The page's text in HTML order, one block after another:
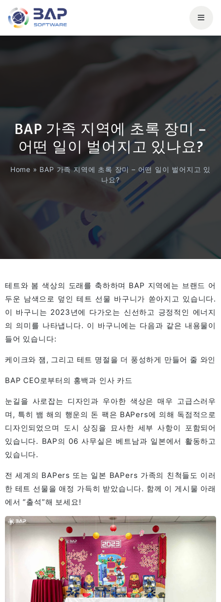
BAP 가족 지역에 초록 장미 –
어떤 일이 벌어지고 있나요?
Home » BAP 가족 지역에 초록 장미 – 어떤 일이 벌어지고 있
나요?
테트와 봄 색상의 도래를 축하하며 BAP 지역에는 브랜드 어
두운 남색으로 덮인 테트 선물 바구니가 쏟아지고 있습니다.
이 바구니는 2023년에 다가오는 신선하고 긍정적인 에너지
의 의미를 나타냅니다. 이 바구니에는 다음과 같은 내용물이
들어 있습니다:
케이크와 잼, 그리고 테트 명절을 더 풍성하게 만들어 줄 와인
BAP CEO로부터의 홍백과 인사 카드
눈길을 사로잡는 디자인과 우아한 색상은 매우 고급스러우
며, 특히 뱀 해의 행운의 돈 팩은 BAPers에 의해 독점적으로
디자인되었으며 도시 상징을 묘사한 세부 사항이 포함되어
있습니다. BAP의 06 사무실은 베트남과 일본에서 활동하고
있습니다.
전 세계의 BAPers 또는 일본 BAPers 가족의 친척들도 이러
한 테트 선물을 애정 가득히 받았습니다. 함께 이 게시물 아래
에서 “출석”해 보세요!